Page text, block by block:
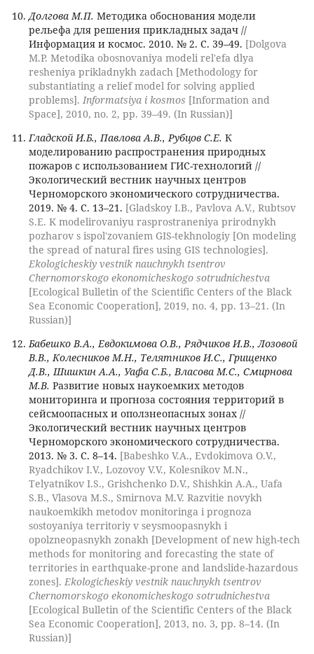
Долгова М.П. Методика обоснования модели
рельефа для решения прикладных задач //
Информация и космос. 2010. № 2. С. 39–49. [Dolgova
M.P. Metodika obosnovaniya modeli rel'efa dlya
resheniya prikladnykh zadach [Methodology for
substantiating a relief model for solving applied
problems]. Informatsiya i kosmos [Information and
Space], 2010, no. 2, pp. 39–49. (In Russian)]
Гладской И.Б., Павлова А.В., Рубцов С.Е. К
моделированию распространения природных
пожаров с использованием ГИС-технологий //
Экологический вестник научных центров
Черноморского экономического сотрудничества.
2019. № 4. С. 13–21. [Gladskoy I.B., Pavlova A.V., Rubtsov
S.E. K modelirovaniyu rasprostraneniya prirodnykh
pozharov s ispol'zovaniem GIS-tekhnologiy [On modeling
the spread of natural fires using GIS technologies].
Ekologicheskiy vestnik nauchnykh tsentrov
Chernomorskogo ekonomicheskogo sotrudnichestva
[Ecological Bulletin of the Scientific Centers of the Black
Sea Economic Cooperation], 2019, no. 4, pp. 13–21. (In
Russian)]
Бабешко В.А., Евдокимова О.В., Рядчиков И.В., Лозовой
В.В., Колесников М.Н., Телятников И.С., Грищенко
Д.В., Шишкин А.А., Уафа С.Б., Власова М.С., Смирнова
М.В. Развитие новых наукоемких методов
мониторинга и прогноза состояния территорий в
сейсмоопасных и оползнеопасных зонах //
Экологический вестник научных центров
Черноморского экономического сотрудничества.
2013. № 3. С. 8–14. [Babeshko V.A., Evdokimova O.V.,
Ryadchikov I.V., Lozovoy V.V., Kolesnikov M.N.,
Telyatnikov I.S., Grishchenko D.V., Shishkin A.A., Uafa
S.B., Vlasova M.S., Smirnova M.V. Razvitie novykh
naukoemkikh metodov monitoringa i prognoza
sostoyaniya territoriy v seysmoopasnykh i
opolzneopasnykh zonakh [Development of new high-tech
methods for monitoring and forecasting the state of
territories in earthquake-prone and landslide-hazardous
zones]. Ekologicheskiy vestnik nauchnykh tsentrov
Chernomorskogo ekonomicheskogo sotrudnichestva
[Ecological Bulletin of the Scientific Centers of the Black
Sea Economic Cooperation], 2013, no. 3, pp. 8–14. (In
Russian)]